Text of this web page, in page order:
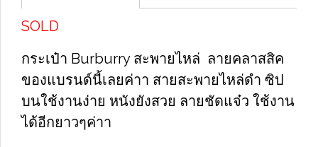
SOLD
กระเป๋า Burburry สะพายไหล่ ลายคลาสสิค
ของแบรนด์นี้เลยค่าา สายสะพายไหล่ดำ ซิป
บนใช้งานง่าย หนังยังสวย ลายชัดแจ๋ว ใช้งาน
ได้อีกยาวๆค่าา